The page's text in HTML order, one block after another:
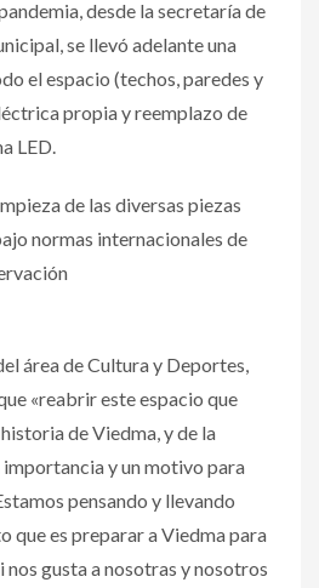
desde la secretaría de
se llevó adelante una
el espacio (techos, paredes y
propia y reemplazo de
LED.
de las diversas piezas
normas internacionales de
área de Cultura y Deportes,
«reabrir este espacio que
de Viedma, y de la
importancia y un motivo para
pensando y llevando
que es preparar a Viedma para
nos gusta a nosotras y nosotros